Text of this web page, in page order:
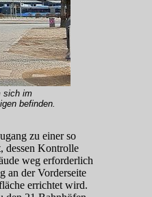
sich im
befinden.
zu einer so
dessen Kontrolle
weg erforderlich
an der Vorderseite
errichtet wird.